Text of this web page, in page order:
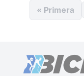
« Primera